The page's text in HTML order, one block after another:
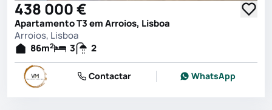
438 000 €
Apartamento T3 em Arroios, Lisboa
Arroios, Lisboa
86m2 3 2
Contactar WhatsApp